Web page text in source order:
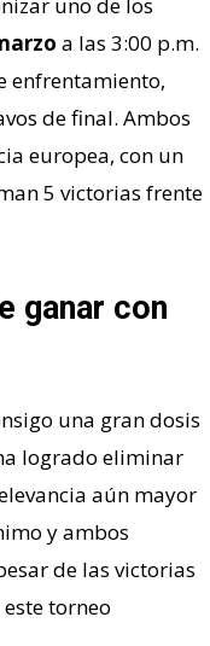
a las 3:00 p.m.
enfrentamiento,
de final. Ambos
europea, con un
5 victorias frente
ganar con
una gran dosis
logrado eliminar
aún mayor
y ambos
de las victorias
torneo